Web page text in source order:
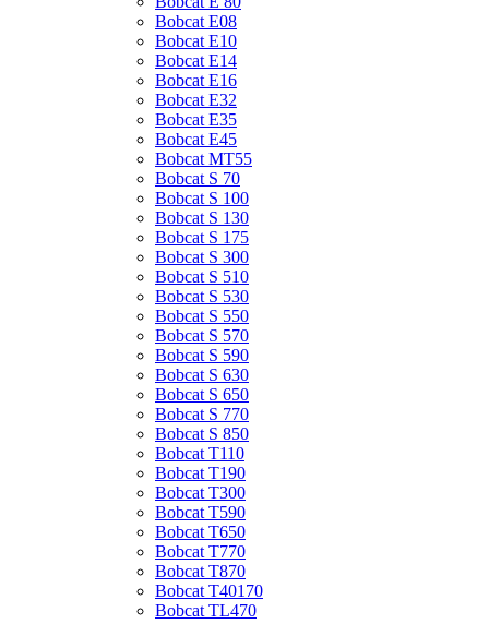
Bobcat E08
Bobcat E10
Bobcat E14
Bobcat E16
Bobcat E32
Bobcat E35
Bobcat E45
Bobcat MT55
Bobcat S 70
Bobcat S 100
Bobcat S 130
Bobcat S 175
Bobcat S 300
Bobcat S 510
Bobcat S 530
Bobcat S 550
Bobcat S 570
Bobcat S 590
Bobcat S 630
Bobcat S 650
Bobcat S 770
Bobcat S 850
Bobcat T110
Bobcat T190
Bobcat T300
Bobcat T590
Bobcat T650
Bobcat T770
Bobcat T870
Bobcat T40170
Bobcat TL470